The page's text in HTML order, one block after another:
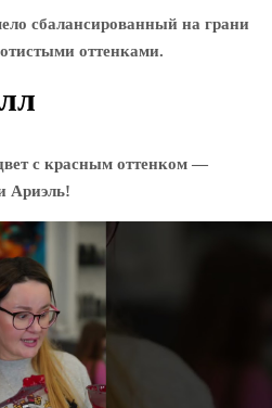
сбалансированный на грани
оттенками.
с красным оттенком —
Ариэль!